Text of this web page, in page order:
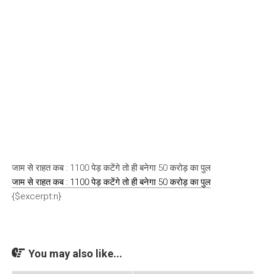
जाम से राहत कब : 1100 पेड़ कटेंगे तो ही बनेगा 50 करोड़ का पुल
जाम से राहत कब : 1100 पेड़ कटेंगे तो ही बनेगा 50 करोड़ का पुल
{$excerpt:n}
You may also like...